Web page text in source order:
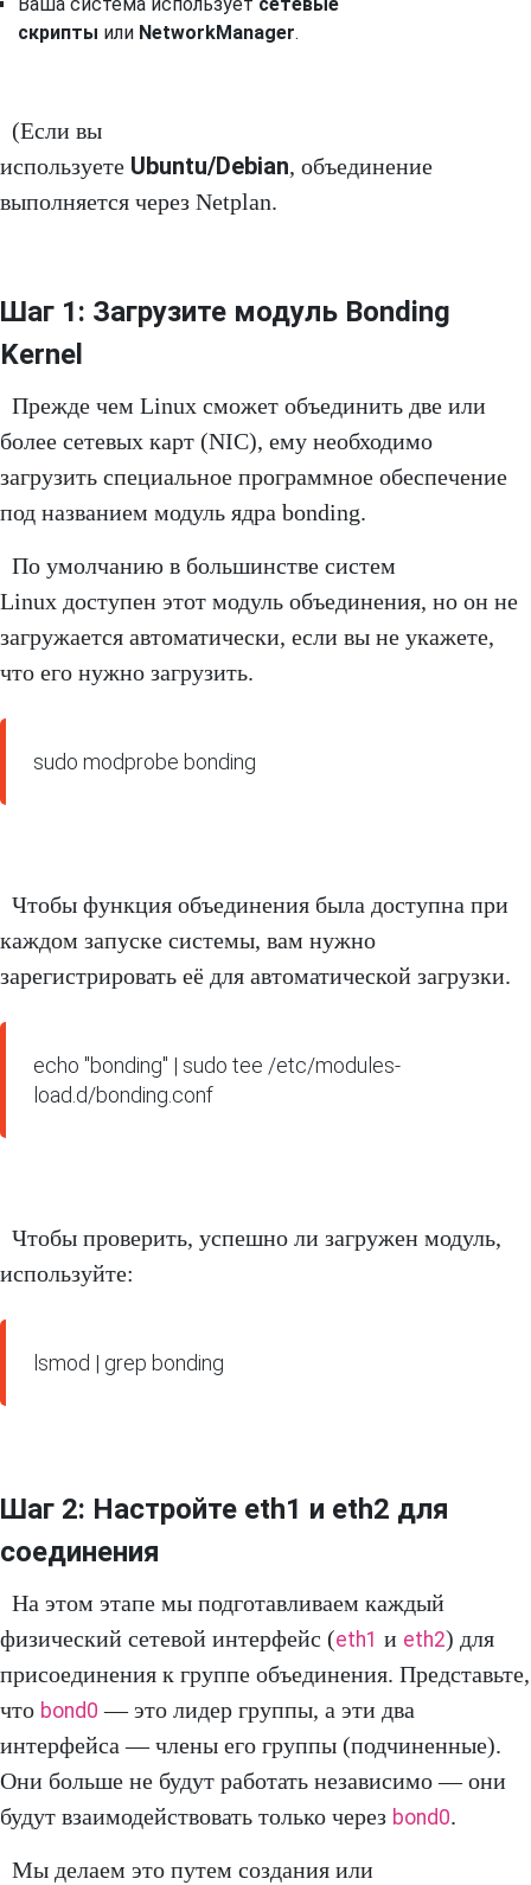
Ваша система использует сетевые
скрипты или NetworkManager.
(Если вы
используете Ubuntu/Debian, объединение
выполняется через Netplan.
Шаг 1: Загрузите модуль Bonding
Kernel
Прежде чем Linux сможет объединить две или
более сетевых карт (NIC), ему необходимо
загрузить специальное программное обеспечение
под названием модуль ядра bonding.
По умолчанию в большинстве систем
Linux доступен этот модуль объединения, но он не
загружается автоматически, если вы не укажете,
что его нужно загрузить.
sudo modprobe bonding
Чтобы функция объединения была доступна при
каждом запуске системы, вам нужно
зарегистрировать её для автоматической загрузки.
echo "bonding" | sudo tee /etc/modules-
load.d/bonding.conf
Чтобы проверить, успешно ли загружен модуль,
используйте:
lsmod | grep bonding
Шаг 2: Настройте eth1 и eth2 для
соединения
На этом этапе мы подготавливаем каждый
физический сетевой интерфейс (eth1 и eth2) для
присоединения к группе объединения. Представьте,
что bond0 — это лидер группы, а эти два
интерфейса — члены его группы (подчиненные).
Они больше не будут работать независимо — они
будут взаимодействовать только через bond0.
Мы делаем это путем создания или